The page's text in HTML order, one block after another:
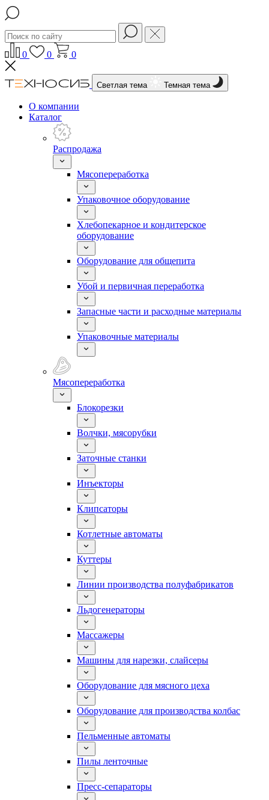
0 0 0
Светлая тема Темная тема
О компании
Каталог
Распродажа
Мясопереработка
Упаковочное оборудование
Хлебопекарное и кондитерское
оборудование
Оборудование для общепита
Убой и первичная переработка
Запасные части и расходные материалы
Упаковочные материалы
Мясопереработка
Блокорезки
Волчки, мясорубки
Заточные станки
Инъекторы
Клипсаторы
Котлетные автоматы
Куттеры
Линии производства полуфабрикатов
Льдогенераторы
Массажеры
Машины для нарезки, слайсеры
Оборудование для мясного цеха
Оборудование для производства колбас
Пельменные автоматы
Пилы ленточные
Пресс-сепараторы